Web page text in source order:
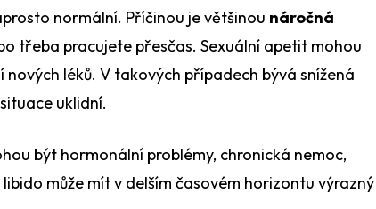
normální. Příčinou je většinou náročná
třeba pracujete přesčas. Sexuální apetit mohou
léků. V takových případech bývá snížená
uklidní.
být hormonální problémy, chronická nemoc,
může mít v delším časovém horizontu výrazný